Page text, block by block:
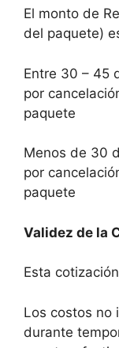
El monto de
del paquete)
Entre 30 – 45
por
paquete
Menos de 30
por
paquete
Validez de la
Esta
Los costos no
durante